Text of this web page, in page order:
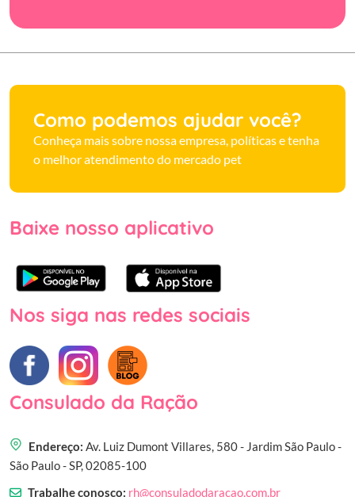
Como podemos ajudar você?
Conheça mais sobre nossa empresa, políticas e tenha
o melhor atendimento do mercado pet
Baixe nosso aplicativo
Nos siga nas redes sociais
Consulado da Ração
Endereço: Av. Luiz Dumont Villares, 580 - Jardim São Paulo -
São Paulo - SP, 02085-100
Trabalhe conosco: rh@consuladodaracao.com.br